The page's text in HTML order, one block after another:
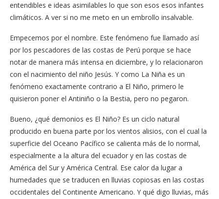
entendibles e ideas asimilables lo que son esos esos infantes
climáticos. A ver si no me meto en un embrollo insalvable.
Empecemos por el nombre. Este fenómeno fue llamado así
por los pescadores de las costas de Perú porque se hace
notar de manera más intensa en diciembre, y lo relacionaron
con el nacimiento del niño Jesús. Y como La Niña es un
fenómeno exactamente contrario a El Niño, primero le
quisieron poner el Antiniño o la Bestia, pero no pegaron.
Bueno, ¿qué demonios es El Niño? Es un ciclo natural
producido en buena parte por los vientos alisios, con el cual la
superficie del Oceano Pacífico se calienta más de lo normal,
especialmente a la altura del ecuador y en las costas de
América del Sur y América Central. Ese calor da lugar a
humedades que se traducen en lluvias copiosas en las costas
occidentales del Continente Americano. Y qué digo lluvias, más